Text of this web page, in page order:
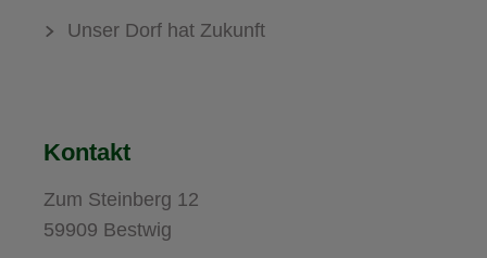
Unser Dorf hat Zukunft
Kontakt
Zum Steinberg 12
59909 Bestwig